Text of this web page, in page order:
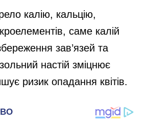
калію, кальцію,
саме калій
зав’язей та
настій зміцнює
ризик опадання квітів.